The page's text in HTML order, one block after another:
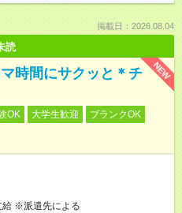
掲載日：2026.08.04
読
NEW
時間にサクッと＊チ
OK 大学生歓迎
ブランクOK
給 ※派遣先による